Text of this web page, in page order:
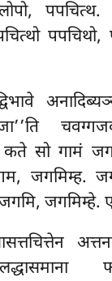
लोपो,
पपचिथो,
च कते सो गामं
जगमिम्ह.
जगमिम्हे.